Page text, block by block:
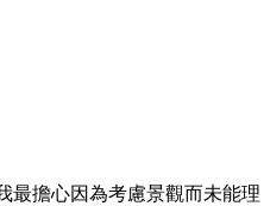
最擔心因為考慮景觀而未能理